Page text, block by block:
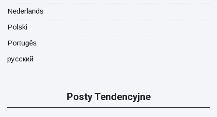
Nederlands
Polski
Portugês
русский
Posty Tendencyjne